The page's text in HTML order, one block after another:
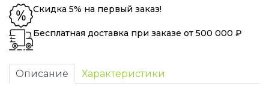
Скидка 5% на первый заказ!
Бесплатная доставка при заказе от 500 000 ₽
Описание Характеристики